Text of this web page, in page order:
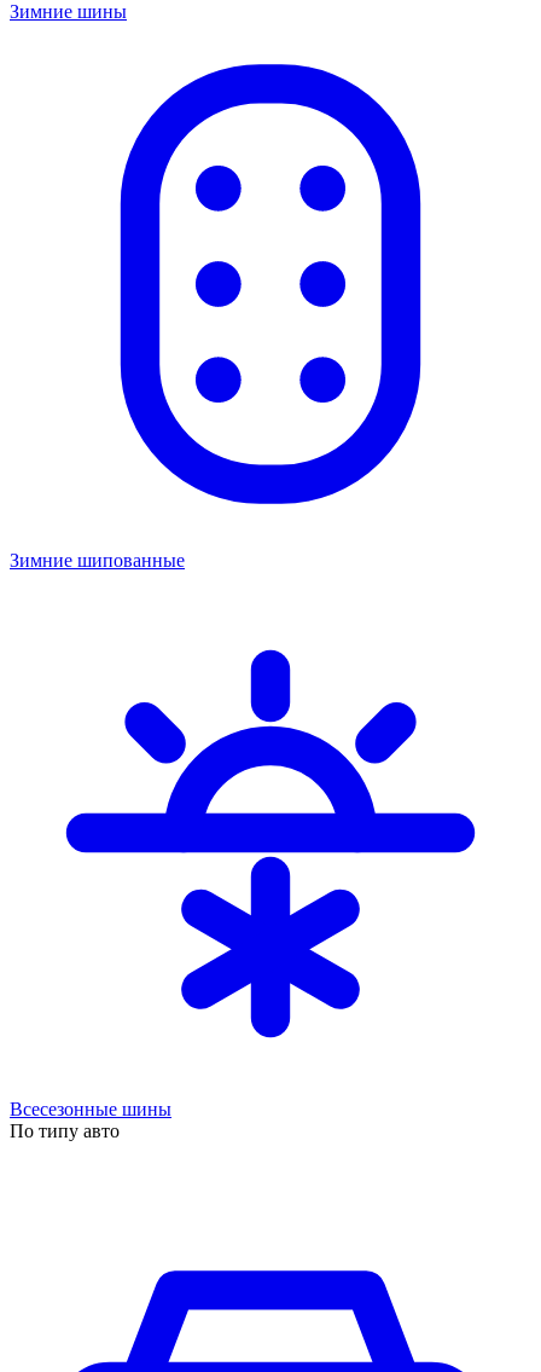
Зимние шины
Зимние шипованные
Всесезонные шины
По типу авто